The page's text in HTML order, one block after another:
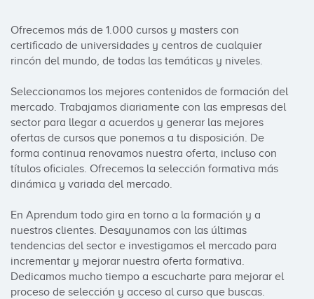
Ofrecemos más de 1.000 cursos y masters con
certificado de universidades y centros de cualquier
rincón del mundo, de todas las temáticas y niveles.
Seleccionamos los mejores contenidos de formación del
mercado. Trabajamos diariamente con las empresas del
sector para llegar a acuerdos y generar las mejores
ofertas de cursos que ponemos a tu disposición. De
forma continua renovamos nuestra oferta, incluso con
títulos oficiales. Ofrecemos la selección formativa más
dinámica y variada del mercado.
En Aprendum todo gira en torno a la formación y a
nuestros clientes. Desayunamos con las últimas
tendencias del sector e investigamos el mercado para
incrementar y mejorar nuestra oferta formativa.
Dedicamos mucho tiempo a escucharte para mejorar el
proceso de selección y acceso al curso que buscas.